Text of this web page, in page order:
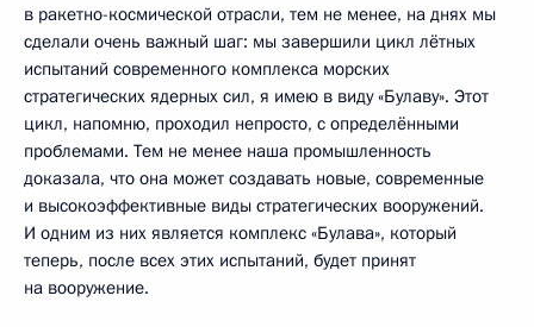
в ракетно-космической отрасли, тем не менее, на днях мы
сделали очень важный шаг: мы завершили цикл лётных
испытаний современного комплекса морских
стратегических ядерных сил, я имею в виду «Булаву». Этот
цикл, напомню, проходил непросто, с определёнными
проблемами. Тем не менее наша промышленность
доказала, что она может создавать новые, современные
и высокоэффективные виды стратегических вооружений.
И одним из них является комплекс «Булава», который
теперь, после всех этих испытаний, будет принят
на вооружение.